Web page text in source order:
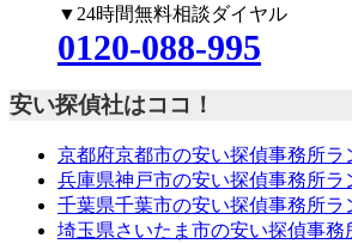
▼24時間無料相談ダイヤル
0120-088-995
安い探偵社はココ！
京都府京都市の安い探偵事務所ラ
兵庫県神戸市の安い探偵事務所ラ
千葉県千葉市の安い探偵事務所ラ
埼玉県さいたま市の安い探偵事務